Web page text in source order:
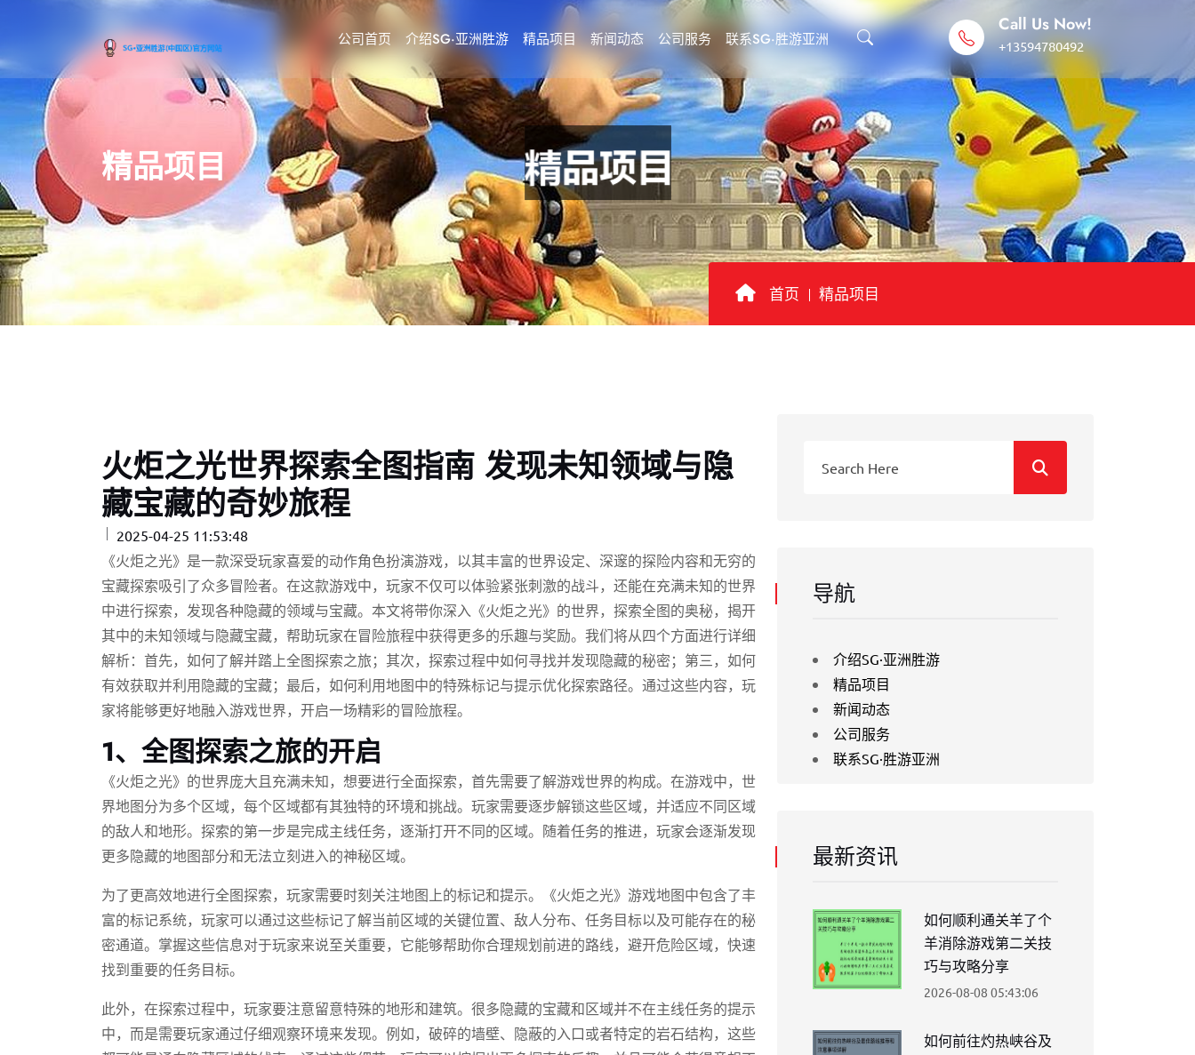
公司首页 介绍SG·亚洲胜游 精品项目 新闻动态 公司服务 联系SG·胜游亚洲
Call Us Now!
+13594780492
精品项目
首页 精品项目
火炬之光世界探索全图指南 发现未知领域与隐
藏宝藏的奇妙旅程
2025-04-25 11:53:48
《火炬之光》是一款深受玩家喜爱的动作角色扮演游戏，以其丰富的世界设定、深邃的探险内容和无穷的
宝藏探索吸引了众多冒险者。在这款游戏中，玩家不仅可以体验紧张刺激的战斗，还能在充满未知的世界
中进行探索，发现各种隐藏的领域与宝藏。本文将带你深入《火炬之光》的世界，探索全图的奥秘，揭开
其中的未知领域与隐藏宝藏，帮助玩家在冒险旅程中获得更多的乐趣与奖励。我们将从四个方面进行详细
解析：首先，如何了解并踏上全图探索之旅；其次，探索过程中如何寻找并发现隐藏的秘密；第三，如何
有效获取并利用隐藏的宝藏；最后，如何利用地图中的特殊标记与提示优化探索路径。通过这些内容，玩
家将能够更好地融入游戏世界，开启一场精彩的冒险旅程。
1、全图探索之旅的开启
《火炬之光》的世界庞大且充满未知，想要进行全面探索，首先需要了解游戏世界的构成。在游戏中，世
界地图分为多个区域，每个区域都有其独特的环境和挑战。玩家需要逐步解锁这些区域，并适应不同区域
的敌人和地形。探索的第一步是完成主线任务，逐渐打开不同的区域。随着任务的推进，玩家会逐渐发现
更多隐藏的地图部分和无法立刻进入的神秘区域。
为了更高效地进行全图探索，玩家需要时刻关注地图上的标记和提示。《火炬之光》游戏地图中包含了丰
富的标记系统，玩家可以通过这些标记了解当前区域的关键位置、敌人分布、任务目标以及可能存在的秘
密通道。掌握这些信息对于玩家来说至关重要，它能够帮助你合理规划前进的路线，避开危险区域，快速
找到重要的任务目标。
此外，在探索过程中，玩家要注意留意特殊的地形和建筑。很多隐藏的宝藏和区域并不在主线任务的提示
中，而是需要玩家通过仔细观察环境来发现。例如，破碎的墙壁、隐蔽的入口或者特定的岩石结构，这些
导航
介绍SG·亚洲胜游
精品项目
新闻动态
公司服务
联系SG·胜游亚洲
最新资讯
如何顺利通关羊了个
羊消除游戏第二关技
巧与攻略分享
2026-08-08 05:43:06
如何前往灼热峡谷及